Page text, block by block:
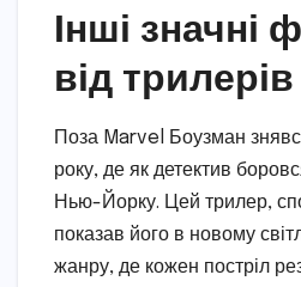
Інші значні
від
Поза Marvel Боузман
року, де як детектив
Нью-Йорку. Цей трилер,
показав його в новому
жанру, де кожен постріл